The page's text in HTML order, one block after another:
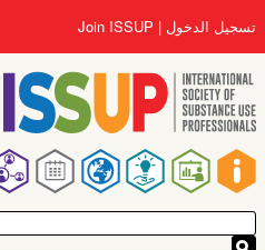
إلى
المحتوى
الرئيسي
Main
navigation
User
account
menu
تسجيل الدخول Join ISSUP